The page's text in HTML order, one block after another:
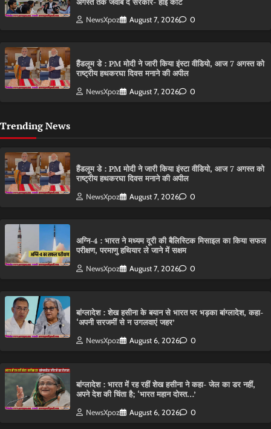
NewsXpoz August 7, 2026 0
हैंडलूम डे : PM मोदी ने जारी किया इंस्टा वीडियो, आज 7 अगस्त को
राष्ट्रीय हथकरघा दिवस मनाने की अपील
NewsXpoz August 7, 2026 0
Trending News
हैंडलूम डे : PM मोदी ने जारी किया इंस्टा वीडियो, आज 7 अगस्त को
राष्ट्रीय हथकरघा दिवस मनाने की अपील
NewsXpoz August 7, 2026 0
अग्नि-4 : भारत ने मध्यम दूरी की बैलिस्टिक मिसाइल का किया सफल
परीक्षण, परमाणु हथियार ले जाने में सक्षम
NewsXpoz August 7, 2026 0
बांग्लादेश : शेख हसीना के बयान से भारत पर भड़का बांग्लादेश, कहा-
‘अपनी सरजमीं से न उगलवाएं जहर’
NewsXpoz August 6, 2026 0
बांग्लादेश : भारत में रह रहीं शेख हसीना ने कहा- जेल का डर नहीं,
अपने देश की चिंता है; ‘भारत महान दोस्त…’
NewsXpoz August 6, 2026 0